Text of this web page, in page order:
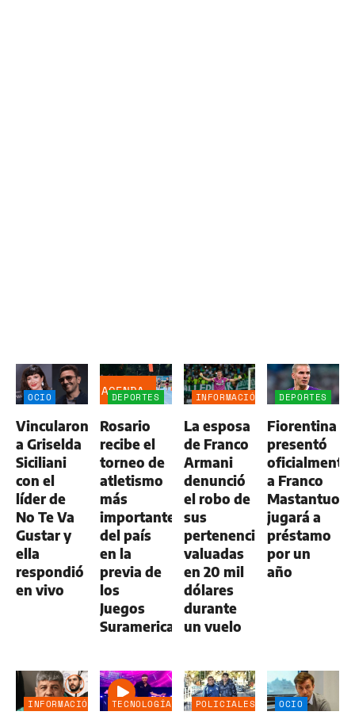
OCIO
Vincularon
a Griselda
Siciliani
con el
líder de
No Te Va
Gustar y
ella
respondió
en vivo
DEPORTES
AGENDA
Rosario
recibe el
torneo de
atletismo
más
importante
del país
en la
previa de
los
Juegos
Suramericanos
INFORMACIÓN
La esposa
de Franco
Armani
denunció
el robo de
sus
pertenencias
valuadas
en 20 mil
dólares
durante
un vuelo
DEPORTES
Fiorentina
presentó
oficialmente
a Franco
jugará a
préstamo
por un
año
INFORMACIÓN
TECNOLOGÍA POLICIALES OCIO